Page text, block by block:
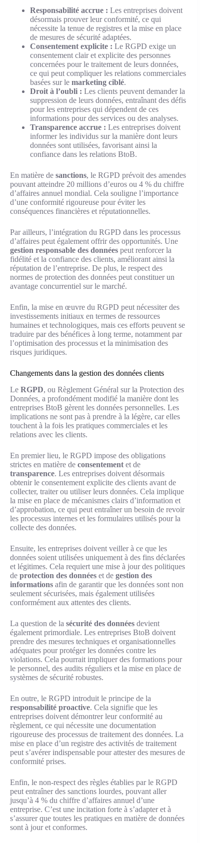
Responsabilité accrue : Les entreprises doivent
désormais prouver leur conformité, ce qui
nécessite la tenue de registres et la mise en place
de mesures de sécurité adaptées.
Consentement explicite : Le RGPD exige un
consentement clair et explicite des personnes
concernées pour le traitement de leurs données,
ce qui peut compliquer les relations commerciales
basées sur le marketing ciblé.
Droit à l’oubli : Les clients peuvent demander la
suppression de leurs données, entraînant des défis
pour les entreprises qui dépendent de ces
informations pour des services ou des analyses.
Transparence accrue : Les entreprises doivent
informer les individus sur la manière dont leurs
données sont utilisées, favorisant ainsi la
confiance dans les relations BtoB.
En matière de sanctions, le RGPD prévoit des amendes
pouvant atteindre 20 millions d’euros ou 4 % du chiffre
d’affaires annuel mondial. Cela souligne l’importance
d’une conformité rigoureuse pour éviter les
conséquences financières et réputationnelles.
Par ailleurs, l’intégration du RGPD dans les processus
d’affaires peut également offrir des opportunités. Une
gestion responsable des données peut renforcer la
fidélité et la confiance des clients, améliorant ainsi la
réputation de l’entreprise. De plus, le respect des
normes de protection des données peut constituer un
avantage concurrentiel sur le marché.
Enfin, la mise en œuvre du RGPD peut nécessiter des
investissements initiaux en termes de ressources
humaines et technologiques, mais ces efforts peuvent se
traduire par des bénéfices à long terme, notamment par
l’optimisation des processus et la minimisation des
risques juridiques.
Changements dans la gestion des données clients
Le RGPD, ou Règlement Général sur la Protection des
Données, a profondément modifié la manière dont les
entreprises BtoB gèrent les données personnelles. Les
implications ne sont pas à prendre à la légère, car elles
touchent à la fois les pratiques commerciales et les
relations avec les clients.
En premier lieu, le RGPD impose des obligations
strictes en matière de consentement et de
transparence. Les entreprises doivent désormais
obtenir le consentement explicite des clients avant de
collecter, traiter ou utiliser leurs données. Cela implique
la mise en place de mécanismes clairs d’information et
d’approbation, ce qui peut entraîner un besoin de revoir
les processus internes et les formulaires utilisés pour la
collecte des données.
Ensuite, les entreprises doivent veiller à ce que les
données soient utilisées uniquement à des fins déclarées
et légitimes. Cela requiert une mise à jour des politiques
de protection des données et de gestion des
informations afin de garantir que les données sont non
seulement sécurisées, mais également utilisées
conformément aux attentes des clients.
La question de la sécurité des données devient
également primordiale. Les entreprises BtoB doivent
prendre des mesures techniques et organisationnelles
adéquates pour protéger les données contre les
violations. Cela pourrait impliquer des formations pour
le personnel, des audits réguliers et la mise en place de
systèmes de sécurité robustes.
En outre, le RGPD introduit le principe de la
responsabilité proactive. Cela signifie que les
entreprises doivent démontrer leur conformité au
règlement, ce qui nécessite une documentation
rigoureuse des processus de traitement des données. La
mise en place d’un registre des activités de traitement
peut s’avérer indispensable pour attester des mesures de
conformité prises.
Enfin, le non-respect des règles établies par le RGPD
peut entraîner des sanctions lourdes, pouvant aller
jusqu’à 4 % du chiffre d’affaires annuel d’une
entreprise. C’est une incitation forte à s’adapter et à
s’assurer que toutes les pratiques en matière de données
sont à jour et conformes.